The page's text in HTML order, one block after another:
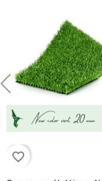
favorite_border